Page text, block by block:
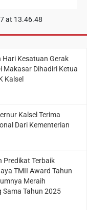
Kesatuan Gerak
Makasar Dihadiri Ketua
Kalsel
Kalsel Terima
Dari Kementerian
Predikat Terbaik
TMII Award Tahun
Meraih
Sama Tahun 2025